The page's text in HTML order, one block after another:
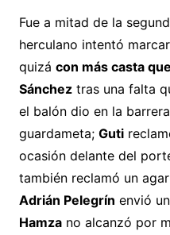
Fue a mitad de la
herculano intentó
quizá con más casta
Sáncheztras una falta
el balón dio en la
guardameta; Guti
ocasión delante del
también reclamó un
Adrián Pelegrín envió
Hamzano alcanzó por